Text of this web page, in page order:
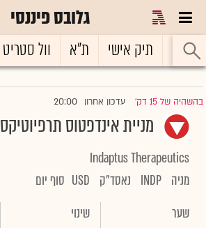
גלובס פיננסי
ראשי תיק אישי ת"א וול סטריט
בהשהיה של 15 דק' |עדכון אחרון 20:00
מניית אינדפטוס תרפיוטיקס
Indaptus Therapeutics
מניה INDP נאסד"ק USD סוף יום
שער
שינוי